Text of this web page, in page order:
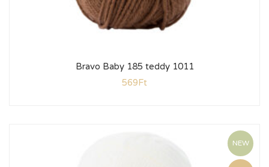
Bravo Baby 185 teddy 1011
569Ft
NEW